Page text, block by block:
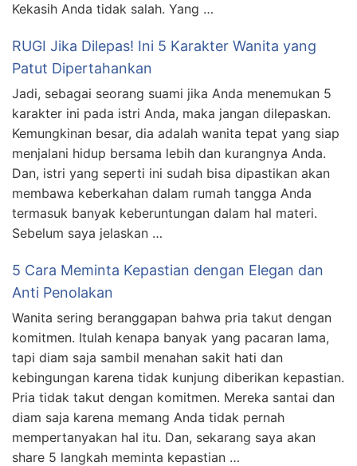
Kekasih Anda tidak salah. Yang …
RUGI Jika Dilepas! Ini 5 Karakter Wanita yang
Patut Dipertahankan
Jadi, sebagai seorang suami jika Anda menemukan 5
karakter ini pada istri Anda, maka jangan dilepaskan.
Kemungkinan besar, dia adalah wanita tepat yang siap
menjalani hidup bersama lebih dan kurangnya Anda.
Dan, istri yang seperti ini sudah bisa dipastikan akan
membawa keberkahan dalam rumah tangga Anda
termasuk banyak keberuntungan dalam hal materi.
Sebelum saya jelaskan …
5 Cara Meminta Kepastian dengan Elegan dan
Anti Penolakan
Wanita sering beranggapan bahwa pria takut dengan
komitmen. Itulah kenapa banyak yang pacaran lama,
tapi diam saja sambil menahan sakit hati dan
kebingungan karena tidak kunjung diberikan kepastian.
Pria tidak takut dengan komitmen. Mereka santai dan
diam saja karena memang Anda tidak pernah
mempertanyakan hal itu. Dan, sekarang saya akan
share 5 langkah meminta kepastian …